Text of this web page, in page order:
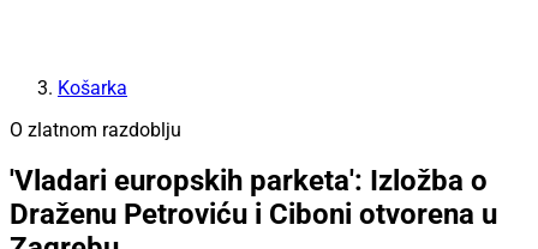
Košarka
O zlatnom razdoblju
'Vladari europskih parketa': Izložba o
Draženu Petroviću i Ciboni otvorena u